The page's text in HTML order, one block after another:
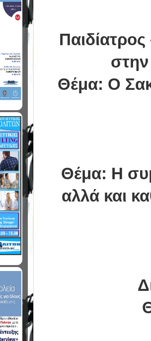
Θέμα: Ο
Θέμα: Η
αλλά και